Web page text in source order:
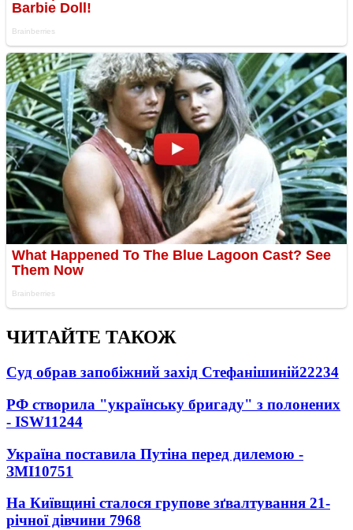
ЧИТАЙТЕ ТАКОЖ
Суд обрав запобіжний захід Стефанішиній22234
РФ створила "українську бригаду" з полонених
- ISW11244
Україна поставила Путіна перед дилемою -
ЗМІ10751
На Київщині сталося групове зґвалтування 21-
річної дівчини 7968